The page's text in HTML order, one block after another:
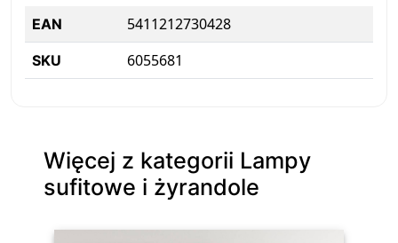
EAN 5411212730428
SKU 6055681
Więcej z kategorii Lampy
sufitowe i żyrandole